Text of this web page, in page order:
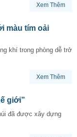
Xem Thêm
màu tím oải
khí trong phòng dễ trở
Xem Thêm
giới”
đã được xây dựng